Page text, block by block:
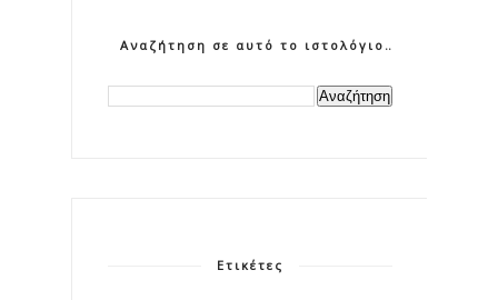
Αναζήτηση σε αυτό το ιστολόγιο
Ετικέτες